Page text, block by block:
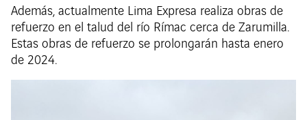
Además, actualmente Lima Expresa realiza obras de
refuerzo en el talud del río Rímac cerca de Zarumilla.
Estas obras de refuerzo se prolongarán hasta enero
de 2024.